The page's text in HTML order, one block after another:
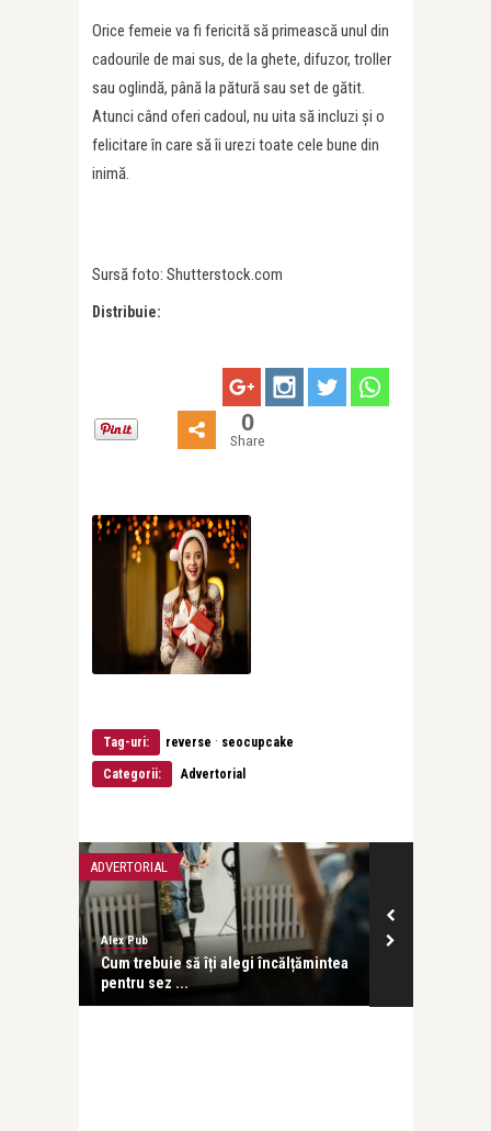
Orice femeie va fi fericită să primească unul din
cadourile de mai sus, de la ghete, difuzor, troller
sau oglindă, până la pătură sau set de gătit.
Atunci când oferi cadoul, nu uita să incluzi și o
felicitare în care să îi urezi toate cele bune din
inimă.
Sursă foto: Shutterstock.com
Distribuie:
0
Share
Tag-uri: reverse · seocupcake
Categorii: Advertorial
ADVERTORIAL
Alex Pub
Cum trebuie să îți alegi încălțămintea
pentru sez ...